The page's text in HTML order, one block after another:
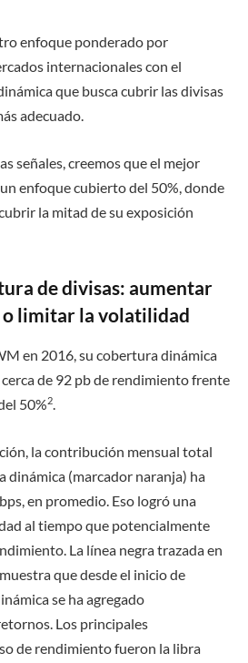
enfoque ponderado por
internacionales con el
que busca cubrir las divisas
adecuado.
señales, creemos que el mejor
enfoque cubierto del 50%, donde
la mitad de su exposición
de divisas: aumentar
o limitar la volatilidad
en 2016, su cobertura dinámica
de 92 pb de rendimiento frente
50%2.
la contribución mensual total
dinámica (marcador naranja) ha
en promedio. Eso logró una
al tiempo que potencialmente
La línea negra trazada en
que desde el inicio de
se ha agregado
Los principales
de rendimiento fueron la libra